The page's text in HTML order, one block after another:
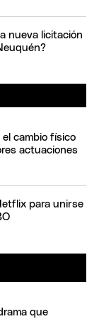
nueva licitación
el cambio físico
actuaciones
para unirse
que